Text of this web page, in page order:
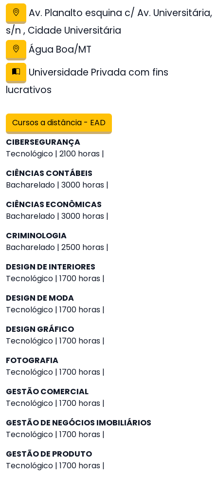
Av. Planalto esquina c/ Av. Universitária,
s/n , Cidade Universitária
Água Boa/MT
Universidade Privada com fins
lucrativos
Cursos a distância - EAD
CIBERSEGURANÇA
Tecnológico | 2100 horas |
CIÊNCIAS CONTÁBEIS
Bacharelado | 3000 horas |
CIÊNCIAS ECONÔMICAS
Bacharelado | 3000 horas |
CRIMINOLOGIA
Bacharelado | 2500 horas |
DESIGN DE INTERIORES
Tecnológico | 1700 horas |
DESIGN DE MODA
Tecnológico | 1700 horas |
DESIGN GRÁFICO
Tecnológico | 1700 horas |
FOTOGRAFIA
Tecnológico | 1700 horas |
GESTÃO COMERCIAL
Tecnológico | 1700 horas |
GESTÃO DE NEGÓCIOS IMOBILIÁRIOS
Tecnológico | 1700 horas |
GESTÃO DE PRODUTO
Tecnológico | 1700 horas |